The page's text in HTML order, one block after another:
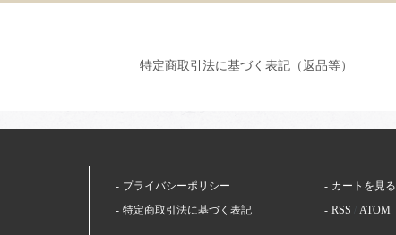
特定商取引法に基づく表記（返品等）
プライバシーポリシー
特定商取引法に基づく表記
カートを見る
RSS /ATOM